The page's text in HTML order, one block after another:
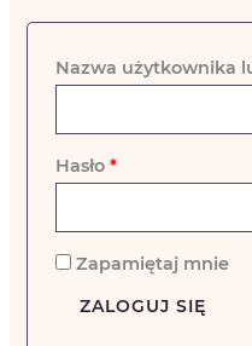
Nazwa użytkownika
Hasło *
Zapamiętaj mnie
ZALOGUJ SIĘ